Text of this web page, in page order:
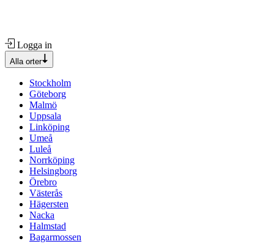
Logga in
Alla orter
Stockholm
Göteborg
Malmö
Uppsala
Linköping
Umeå
Luleå
Norrköping
Helsingborg
Örebro
Västerås
Hägersten
Nacka
Halmstad
Bagarmossen